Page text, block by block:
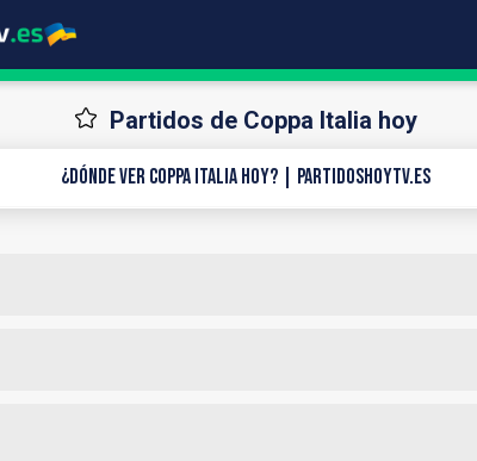
Partidos de Coppa Italia hoy
¿Dónde ver Coppa Italia hoy? | PartidosHoyTV.es